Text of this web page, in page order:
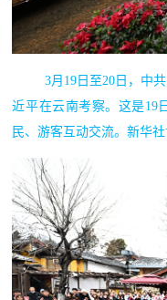
3月19日至20日，中
近平在云南考察。这是19
民、游客互动交流。新华